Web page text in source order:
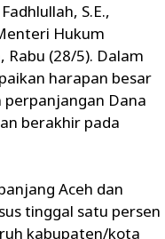
S.E.,
Hukum
Rabu (28/5). Dalam
harapan besar
perpanjangan Dana
berakhir pada
Aceh dan
tinggal satu persen
kabupaten/kota